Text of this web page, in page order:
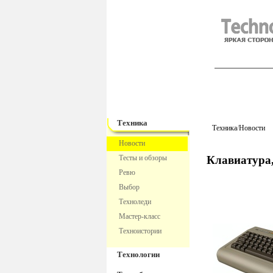
Техника
Новости
Тесты и обзоры
Ревю
Выбор
Техноледи
Мастер-класс
Техноистории
Технологии
Техника/Новости